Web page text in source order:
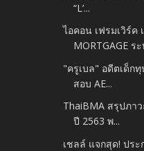
“L’...
ไอคอน เฟรมเวิร์ค
MORTGAGE ระ
"ครูเบล" อดีตเด็ก
สอบ AE...
ThaiBMA สรุปภา
ปี 2563 พ...
เชลล์ แจกสุด! ปร